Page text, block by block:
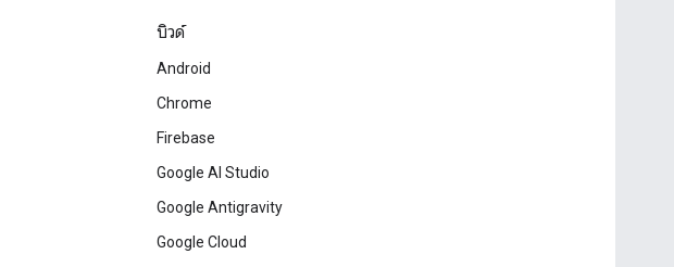
บิวด์
Android
Chrome
Firebase
Google AI Studio
Google Antigravity
Google Cloud